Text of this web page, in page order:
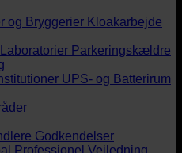
og Bryggerier Kloakarbejde
Parkeringskældre
UPS- og Batterirum
Godkendelser
Professionel Vejledning